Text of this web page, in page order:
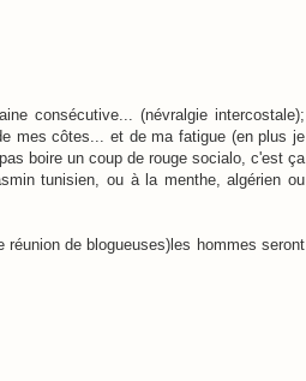
consécutive... (névralgie intercostale);
mes côtes... et de ma fatigue (en plus je
boire un coup de rouge socialo, c'est ça
tunisien, ou à la menthe, algérien ou
de blogueuses)les hommes seront